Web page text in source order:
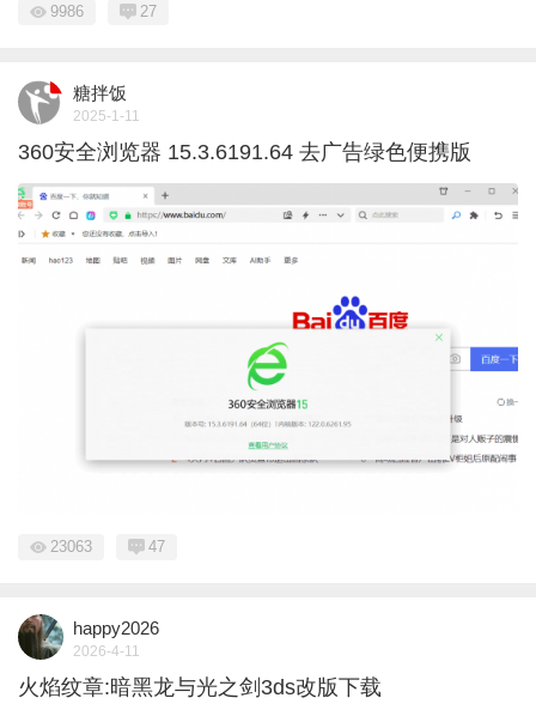
9986 27
糖拌饭
2025-1-11
360安全浏览器 15.3.6191.64 去广告绿色便携版
23063 47
happy2026
2026-4-11
火焰纹章:暗黑龙与光之剑3ds改版下载